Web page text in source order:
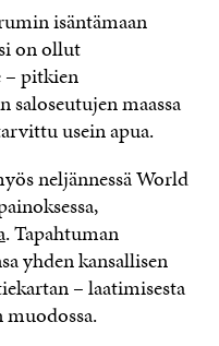
isäntämaan
on ollut
– pitkien
maassa
usein apua.
neljännessä World
. Tapahtuman
yhden kansallisen
– laatimisesta